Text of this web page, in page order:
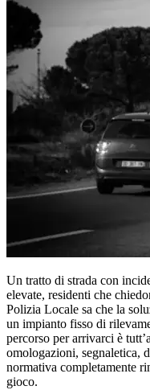
Un tratto di strada con
elevate, residenti che
Polizia Locale sa che la
un impianto fisso di
percorso per arrivarci è
omologazioni, segnaletica,
normativa completamente
gioco.